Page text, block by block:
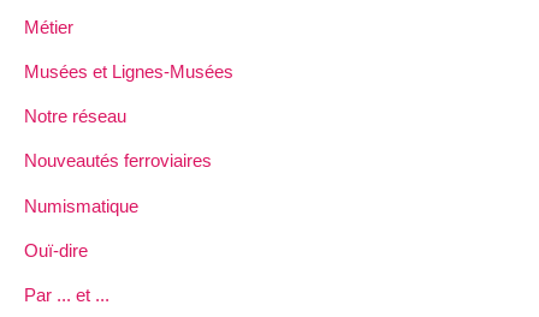
Métier
Musées et Lignes-Musées
Notre réseau
Nouveautés ferroviaires
Numismatique
Ouï-dire
Par ... et ...